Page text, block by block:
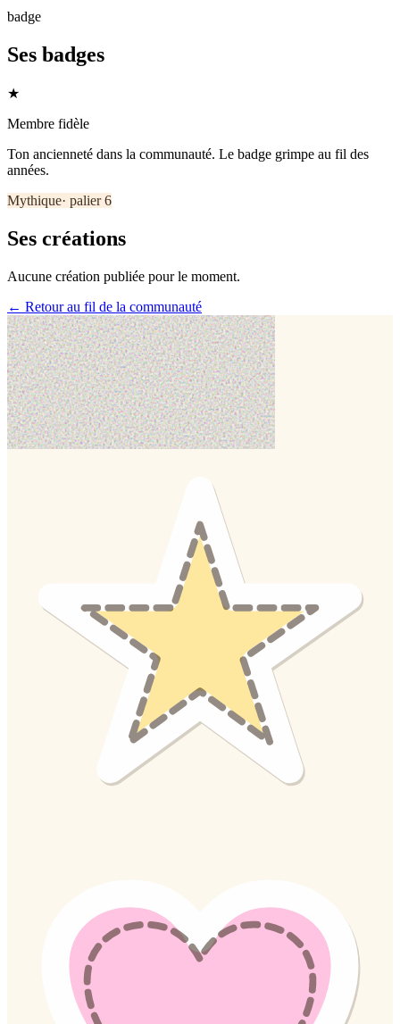
badge
Ses badges
★
Membre fidèle
Ton ancienneté dans la communauté. Le badge grimpe au fil des
années.
Mythique· palier6
Ses créations
Aucune création publiée pour le moment.
← Retour au fil de la communauté